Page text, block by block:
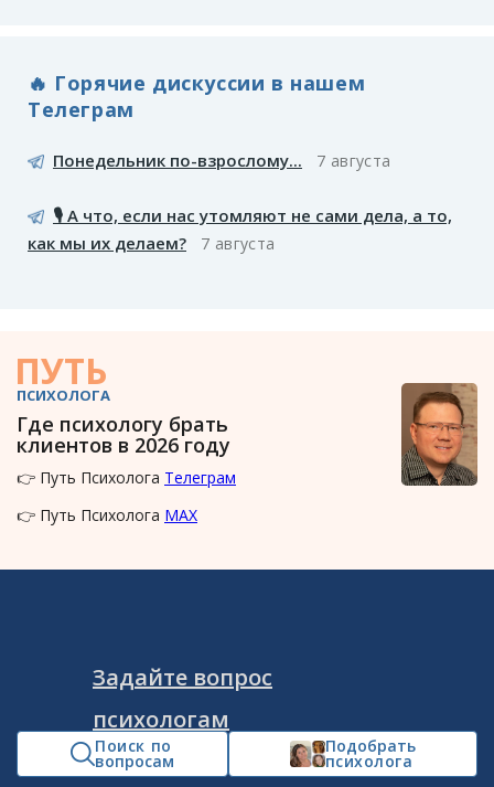
Поиск по
вопросам
Подобрать
психолога
🔥 Горячие дискуссии в нашем
Телеграм
Понедельник по-взрослому... 7 августа
🎙️ А что, если нас утомляют не сами дела, а то,
как мы их делаем?
7 августа
ПУТЬ
ПСИХОЛОГА
Где психологу брать
клиентов в 2026 году
👉 Путь Психолога Телеграм
👉 Путь Психолога MAX
Задайте вопрос
психологам
Мы будем рады помочь вам